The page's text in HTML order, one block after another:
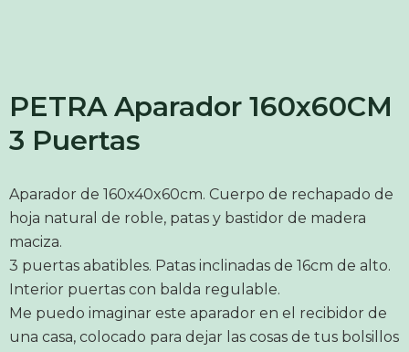
PETRA Aparador 160x60CM
3 Puertas
Aparador de 160x40x60cm. Cuerpo de rechapado de
hoja natural de roble, patas y bastidor de madera
maciza.
3 puertas abatibles. Patas inclinadas de 16cm de alto.
Interior puertas con balda regulable.
Me puedo imaginar este aparador en el recibidor de
una casa, colocado para dejar las cosas de tus bolsillos